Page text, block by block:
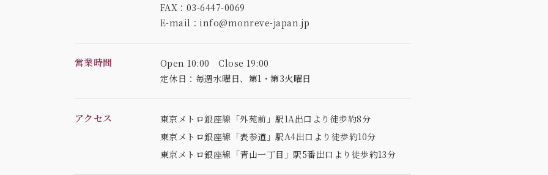
FAX：03-6447-0069
E-mail：info@monreve-japan.jp
営業時間
Open 10:00 Close 19:00
定休日：毎週水曜日、 第1・第3火曜日
アクセス
東京メトロ銀座線「外苑前」駅1A出口より徒歩約8分
東京メトロ銀座線「表参道」駅A4出口より徒歩約10分
東京メトロ銀座線「青山一丁目」駅5番出口より徒歩約13分